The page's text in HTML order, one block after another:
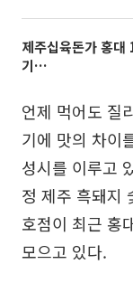
제주십육돈가 홍대
기…
언제 먹어도 질
기에 맛의 차이
성시를 이루고
정 제주 흑돼지
호점이 최근 홍
모으고 있다.